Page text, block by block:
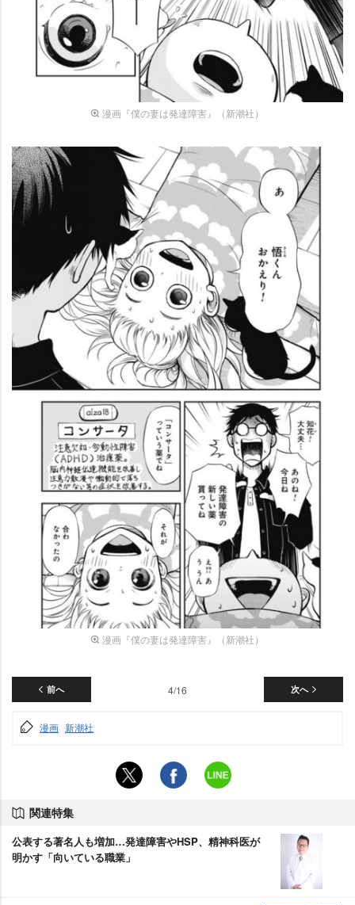
漫画『僕の妻は発達障害』（新潮社）
漫画『僕の妻は発達障害』（新潮社）
前へ 次へ
4/16
漫画 新潮社
関連特集
公表する著名人も増加…発達障害やHSP、精神科医が
明かす「向いている職業」